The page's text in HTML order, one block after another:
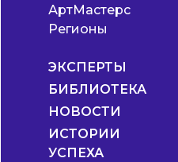
ЭКСПЕРТЫ
БИБЛИОТЕКА
НОВОСТИ
ИСТОРИИ
УСПЕХА
АртМастерс
Регионы